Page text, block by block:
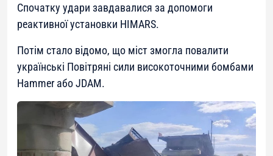
Спочатку удари завдавалися за допомоги
реактивної установки HIMARS.
Потім стало відомо, що міст змогла повалити
українські Повітряні сили високоточними бомбами
Hammer або JDAM.